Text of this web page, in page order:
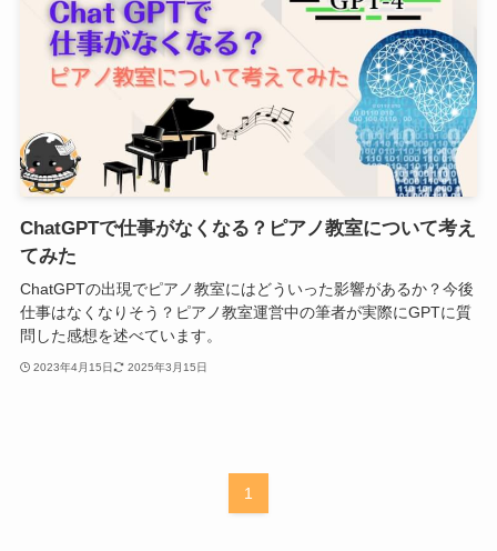
ChatGPTで仕事がなくなる？ピアノ教室について考え
てみた
ChatGPTの出現でピアノ教室にはどういった影響があるか？今後
仕事はなくなりそう？ピアノ教室運営中の筆者が実際にGPTに質
問した感想を述べています。
2023年4月15日 2025年3月15日
1